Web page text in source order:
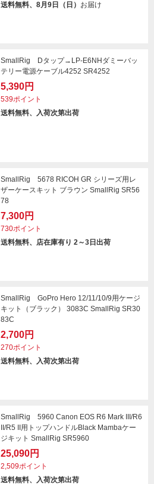
送料無料、8月9日（日） お届け
SmallRig Dタップ→LP-E6NHダミーバッ
テリー電源ケーブル4252 SR4252
5,390円
539ポイント
送料無料、入荷次第出荷
SmallRig 5678 RICOH GR シリーズ用レ
ザーケースキット ブラウン SmallRig SR56
78
7,300円
730ポイント
送料無料、店在庫有り 2～3日出荷
SmallRig GoPro Hero 12/11/10/9用ケージ
キット（ブラック） 3083C SmallRig SR30
83C
2,700円
270ポイント
送料無料、入荷次第出荷
SmallRig 5960 Canon EOS R6 Mark III/R6
II/R5 II用トップハンドルBlack Mambaケー
ジキット SmallRig SR5960
25,090円
2,509ポイント
送料無料、入荷次第出荷